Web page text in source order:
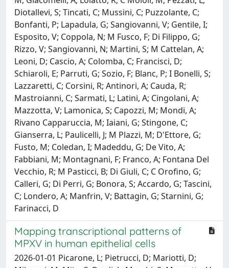
Diotallevi, S; Tincati, C; Mussini, C; Puzzolante, C;
Bonfanti, P; Lapadula, G; Sangiovanni, V; Gentile, I;
Esposito, V; Coppola, N; M Fusco, F; Di Filippo, G;
Rizzo, V; Sangiovanni, N; Martini, S; M Cattelan, A;
Leoni, D; Cascio, A; Colomba, C; Francisci, D;
Schiaroli, E; Parruti, G; Sozio, F; Blanc, P; I Bonelli, S;
Lazzaretti, C; Corsini, R; Antinori, A; Cauda, R;
Mastroianni, C; Sarmati, L; Latini, A; Cingolani, A;
Mazzotta, V; Lamonica, S; Capozzi, M; Mondi, A;
Rivano Capparuccia, M; Iaiani, G; Stingone, C;
Gianserra, L; Paulicelli, J; M Plazzi, M; D'Ettore, G;
Fusto, M; Coledan, I; Madeddu, G; De Vito, A;
Fabbiani, M; Montagnani, F; Franco, A; Fontana Del
Vecchio, R; M Pasticci, B; Di Giuli, C; C Orofino, G;
Calleri, G; Di Perri, G; Bonora, S; Accardo, G; Tascini,
C; Londero, A; Manfrin, V; Battagin, G; Starnini, G;
Farinacci, D
Mapping transcriptional patterns of
MPXV in human epithelial cells
2026-01-01 Picarone, L; Pietrucci, D; Mariotti, D;